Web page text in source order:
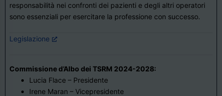
responsabilità nei confronti dei pazienti e degli altri operatori
sono essenziali per esercitare la professione con successo.
Legislazione
Commissione d’Albo dei TSRM 2024-2028:
Lucia Flace – Presidente
Irene Maran – Vicepresidente